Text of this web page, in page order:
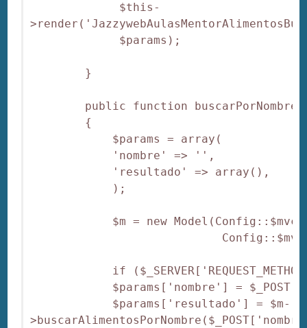
$this-
$params);
}
public function
{
$params = array(
'nombre' => '',
'resultado' => array(),
);
$m = new
Config::$mvc_bd_clave,
if
$params['nombre'] =
$params['resultado'] = $m-